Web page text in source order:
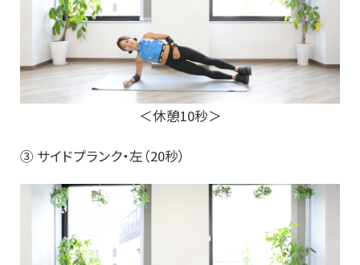
＜休憩10秒＞
③ サイドプランク・左（20秒）